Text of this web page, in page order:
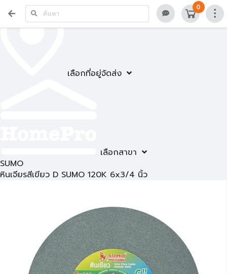
เลือกที่อยู่จัดส่ง
เลือกสาขา
0
SUMO
หินเจียรสีเขียว D SUMO 120K 6x3/4 นิ้ว